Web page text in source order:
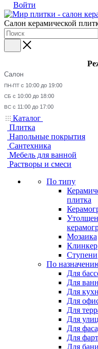
Войти
Салон керамической
Салон
ПН-ПТ с 10:00 до 19:00
СБ с 10:00 до 18:00
ВС с 11:00 до 17:00
Каталог
Плитка
Напольные покрытия
Сантехника
Мебель для ванной
Растворы и смеси
По типу
плитка
Мозаика
Клинкер
Ступени
По
Для
Для
Для
Для
Для
Для
Для
Для
Для бани